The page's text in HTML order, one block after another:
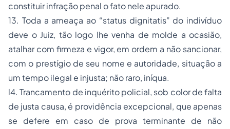
constituir infração penal o fato nele apurado.
13. Toda a ameaça ao “status dignitatis” do indivíduo
deve o Juiz, tão logo lhe venha de molde a ocasião,
atalhar com firmeza e vigor, em ordem a não sancionar,
com o prestígio de seu nome e autoridade, situação a
um tempo ilegal e injusta; não raro, iníqua.
l4. Trancamento de inquérito policial, sob color de falta
de justa causa, é providência excepcional, que apenas
se defere em caso de prova terminante de não